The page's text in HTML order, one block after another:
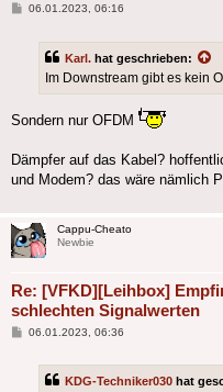
Beitrag
06.01.2023, 06:16
Karl. hat geschrieben:
Im Downstream gibt es kein
Sondern nur OFDM
Dämpfer auf das Kabel?
und Modem? das wäre nämlich
Cappu-Cheato
Newbie
Re: [VFKD][Leihbox]
schlechten Signalwerten
Beitrag
06.01.2023, 06:36
KDG-Techniker030 hat